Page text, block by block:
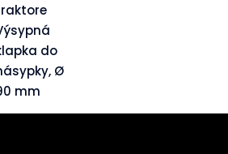
do
Ø
mm